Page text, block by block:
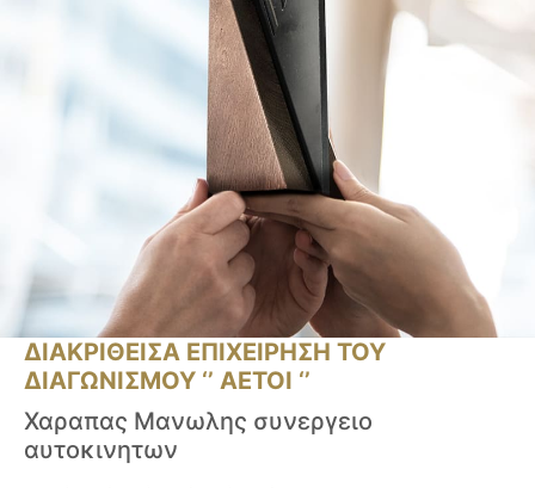
ΔΙΑΚΡΙΘΕΙΣΑ ΕΠΙΧΕΙΡΗΣΗ ΤΟΥ
ΔΙΑΓΩΝΙΣΜΟΥ ‘’ ΑΕΤΟΙ ‘’
Χαραπας Μανωλης συνεργειο
αυτοκινητων